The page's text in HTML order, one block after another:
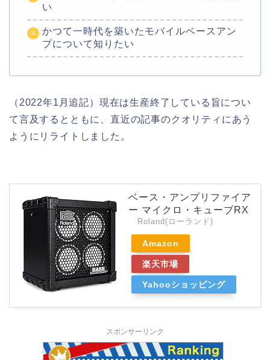
い
かつて一時代を築いたモバイルベースアン
プについて知りたい
（2022年1月追記）現在は生産終了している旨につい
て言及するとともに、直近の記事のクオリティにあう
ようにリライトしました。
ベース・アンプリファイア
ー マイクロ・キューブRX
Roland(ローランド)
Amazon
楽天市場
Yahooショッピング
スポンサーリンク